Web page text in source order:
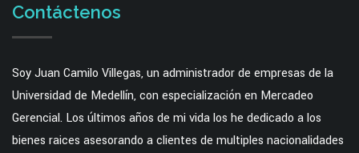
Contáctenos
Soy Juan Camilo Villegas, un administrador de empresas de la
Universidad de Medellín, con especialización en Mercadeo
Gerencial. Los últimos años de mi vida los he dedicado a los
bienes raices asesorando a clientes de multiples nacionalidades